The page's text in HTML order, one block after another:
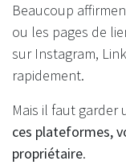
Beaucoup
ou les pages de
sur Instagram,
rapidement.
Mais il faut garder
ces plateformes,
propriétaire.